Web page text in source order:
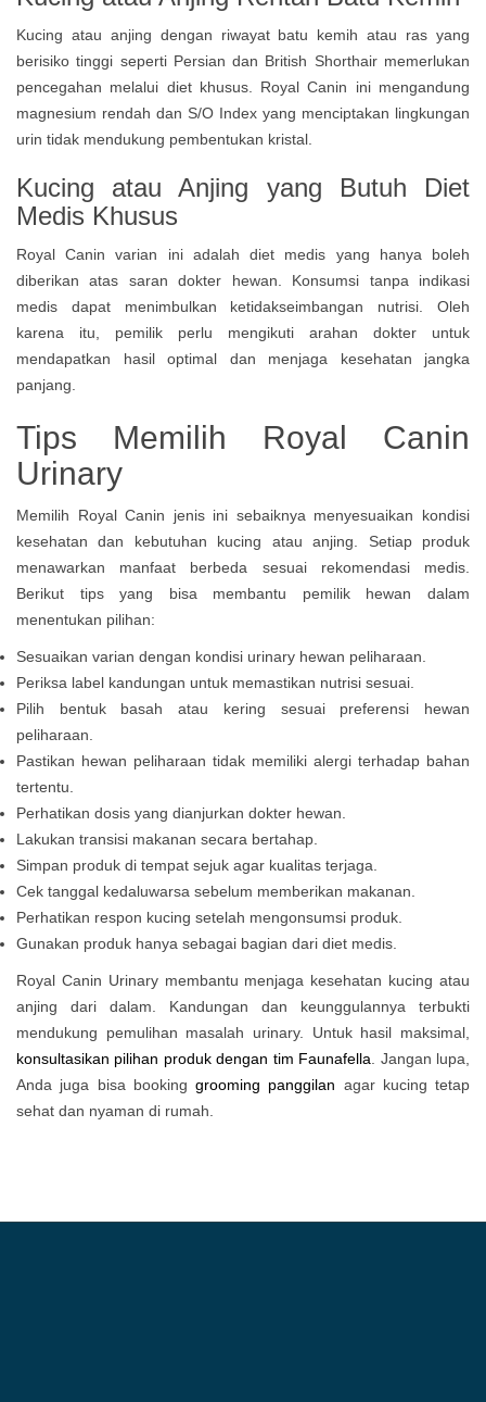
Kucing atau anjing dengan riwayat batu kemih atau ras yang
berisiko tinggi seperti Persian dan British Shorthair memerlukan
pencegahan melalui diet khusus. Royal Canin ini mengandung
magnesium rendah dan S/O Index yang menciptakan lingkungan
urin tidak mendukung pembentukan kristal.
Kucing atau Anjing yang Butuh Diet
Medis Khusus
Royal Canin varian ini adalah diet medis yang hanya boleh
diberikan atas saran dokter hewan. Konsumsi tanpa indikasi
medis dapat menimbulkan ketidakseimbangan nutrisi. Oleh
karena itu, pemilik perlu mengikuti arahan dokter untuk
mendapatkan hasil optimal dan menjaga kesehatan jangka
panjang.
Tips Memilih Royal Canin
Urinary
Memilih Royal Canin jenis ini sebaiknya menyesuaikan kondisi
kesehatan dan kebutuhan kucing atau anjing. Setiap produk
menawarkan manfaat berbeda sesuai rekomendasi medis.
Berikut tips yang bisa membantu pemilik hewan dalam
menentukan pilihan:
Sesuaikan varian dengan kondisi urinary hewan peliharaan.
Periksa label kandungan untuk memastikan nutrisi sesuai.
Pilih bentuk basah atau kering sesuai preferensi hewan
peliharaan.
Pastikan hewan peliharaan tidak memiliki alergi terhadap bahan
tertentu.
Perhatikan dosis yang dianjurkan dokter hewan.
Lakukan transisi makanan secara bertahap.
Simpan produk di tempat sejuk agar kualitas terjaga.
Cek tanggal kedaluwarsa sebelum memberikan makanan.
Perhatikan respon kucing setelah mengonsumsi produk.
Gunakan produk hanya sebagai bagian dari diet medis.
Royal Canin Urinary membantu menjaga kesehatan kucing atau
anjing dari dalam. Kandungan dan keunggulannya terbukti
mendukung pemulihan masalah urinary. Untuk hasil maksimal,
konsultasikan pilihan produk dengan tim Faunafella . Jangan lupa,
Anda juga bisa booking grooming panggilan agar kucing tetap
sehat dan nyaman di rumah.